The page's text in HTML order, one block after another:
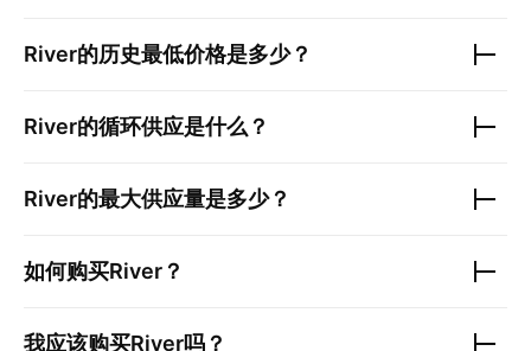
River的历史最低价格是多少？
River的循环供应是什么？
River的最大供应量是多少？
如何购买River ？
我应该购买River吗？